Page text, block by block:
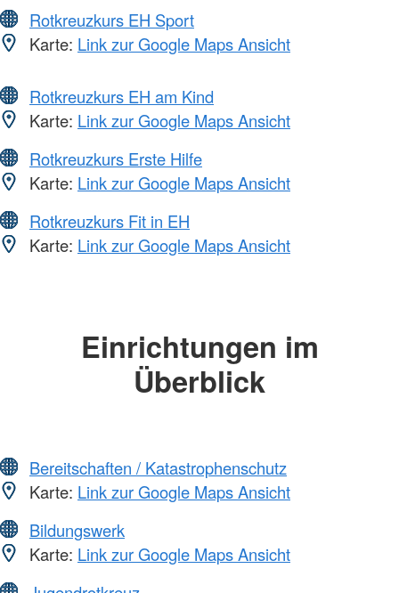
Rotkreuzkurs EH Sport
Karte: Link zur Google Maps Ansicht
Rotkreuzkurs EH am Kind
Karte: Link zur Google Maps Ansicht
Rotkreuzkurs Erste Hilfe
Karte: Link zur Google Maps Ansicht
Rotkreuzkurs Fit in EH
Karte: Link zur Google Maps Ansicht
Einrichtungen im
Überblick
Bereitschaften / Katastrophenschutz
Karte: Link zur Google Maps Ansicht
Bildungswerk
Karte: Link zur Google Maps Ansicht